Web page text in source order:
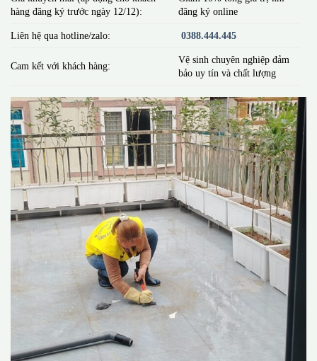
hàng đăng ký trước ngày 12/12):
đăng ký online
Liên hệ qua hotline/zalo: 0388.444.445
Cam kết với khách hàng:
Vệ sinh chuyên nghiệp đảm
bảo uy tín và chất lượng